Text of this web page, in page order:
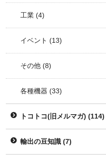
工業 (4)
イベント (13)
その他 (8)
各種機器 (33)
トコトコ(旧メルマガ) (114)
輸出の豆知識 (7)